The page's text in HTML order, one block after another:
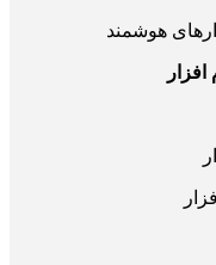
هوشمند